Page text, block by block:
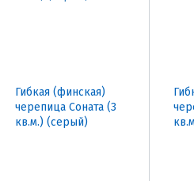
Гибкая (финская)
черепица Соната (3
кв.м.) (серый)